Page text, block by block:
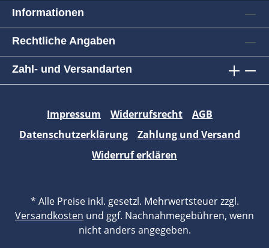
Informationen
Rechtliche Angaben
Zahl- und Versandarten
Impressum Widerrufsrecht
AGB
Datenschutzerklärung
Zahlung und Versand
Widerruf erklären
* Alle Preise inkl. gesetzl. Mehrwertsteuer zzgl.
Versandkosten und ggf. Nachnahmegebühren, wenn
nicht anders angegeben.